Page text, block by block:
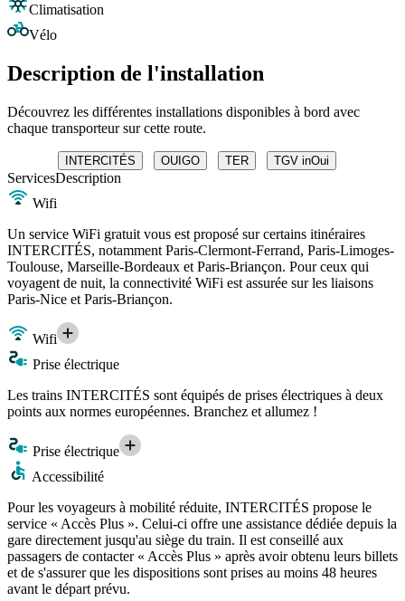
Climatisation
Vélo
Description de l'installation
Découvrez les différentes installations disponibles à bord avec
chaque transporteur sur cette route.
INTERCITÉS OUIGO TER TGV inOui
ServicesDescription
Wifi
Un service WiFi gratuit vous est proposé sur certains itinéraires
INTERCITÉS, notamment Paris-Clermont-Ferrand, Paris-Limoges-
Toulouse, Marseille-Bordeaux et Paris-Briançon. Pour ceux qui
voyagent de nuit, la connectivité WiFi est assurée sur les liaisons
Paris-Nice et Paris-Briançon.
Wifi
Prise électrique
Les trains INTERCITÉS sont équipés de prises électriques à deux
points aux normes européennes. Branchez et allumez !
Prise électrique
Accessibilité
Pour les voyageurs à mobilité réduite, INTERCITÉS propose le
service « Accès Plus ». Celui-ci offre une assistance dédiée depuis la
gare directement jusqu'au siège du train. Il est conseillé aux
passagers de contacter « Accès Plus » après avoir obtenu leurs billets
et de s'assurer que les dispositions sont prises au moins 48 heures
avant le départ prévu.